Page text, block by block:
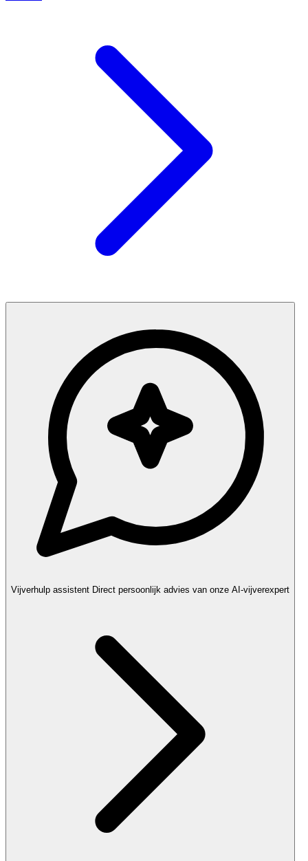
Vijverhulp assistent Direct persoonlijk advies van onze AI-vijverexpert